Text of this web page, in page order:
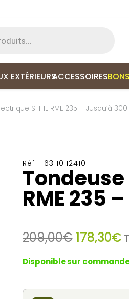
EXTÉRIEURSACCESSOIRES
STIHL RME 235 – Jusqu’à 300
Réf : 63110112410
Tondeuse
RME 235
209,00€ Le
prix
initial
178,30€
Disponible sur